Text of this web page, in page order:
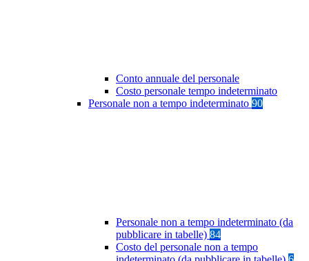
Conto annuale del personale
Costo personale tempo indeterminato
Personale non a tempo indeterminato 90
Personale non a tempo indeterminato (da
pubblicare in tabelle) 84
Costo del personale non a tempo